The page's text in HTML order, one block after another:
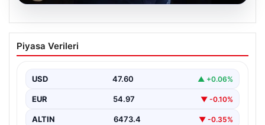
05.08.2026
İzmir’de Baba-Oğul Cinayeti: Baba
Tutuklandı
67 yaşındaki Selçuk A., oğluna karşı çıkan…
Piyasa Verileri
USD 47.60 ▲ +0.06%
EUR 54.97 ▼ -0.10%
ALTIN 6473.4 ▼ -0.35%